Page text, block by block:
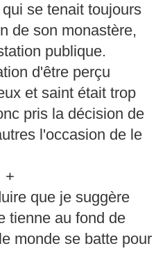
se tenait toujours
de son monastère,
publique.
d'être perçu
et saint était trop
pris la décision de
l'occasion de le
+
que je suggère
tienne au fond de
monde se batte pour